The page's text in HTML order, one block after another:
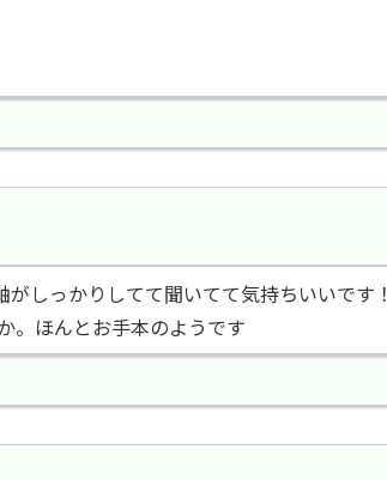
しっかりしてて聞いてて気持ちいいです！
。ほんとお手本のようです